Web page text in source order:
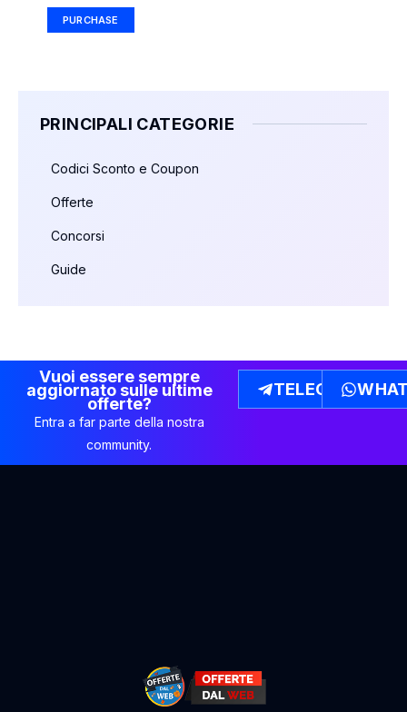
PURCHASE
PRINCIPALI CATEGORIE
Codici Sconto e Coupon
Offerte
Concorsi
Guide
Vuoi essere sempre
aggiornato sulle ultime
offerte?
Entra a far parte della nostra
community.
TELEGRAM